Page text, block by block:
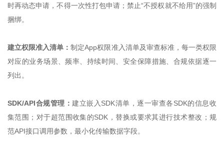
时再动态申请，不得一次性打包申请；禁止“不授权就不给用”的强制
捆绑。
建立权限准入清单：制定App权限准入清单及审查标准，每一类权限
对应的业务场景、频率、持续时间、安全保障措施、合规依据逐一
列出。
SDK/API合规管理：建立嵌入SDK清单，逐一审查各SDK的信息收
集范围；对于超范围收集的SDK，替换或要求其进行技术整改；规
范API接口调用参数，最小化传输数据字段。